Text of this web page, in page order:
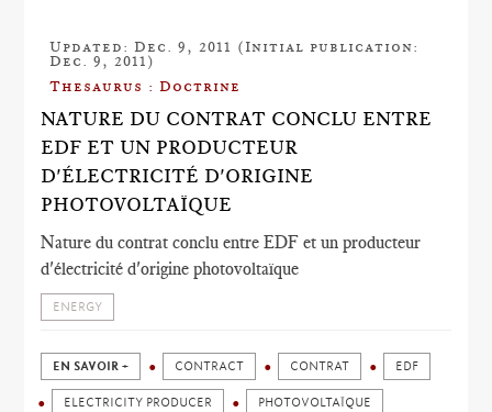
Updated: Dec. 9, 2011 (Initial publication:
Dec. 9, 2011)
Thesaurus : Doctrine
NATURE DU CONTRAT CONCLU ENTRE
EDF ET UN PRODUCTEUR
D'ÉLECTRICITÉ D'ORIGINE
PHOTOVOLTAÏQUE
Nature du contrat conclu entre EDF et un producteur
d'électricité d'origine photovoltaïque
ENERGY
EN SAVOIR + CONTRACT CONTRAT EDF
ELECTRICITY PRODUCER PHOTOVOLTAÏQUE